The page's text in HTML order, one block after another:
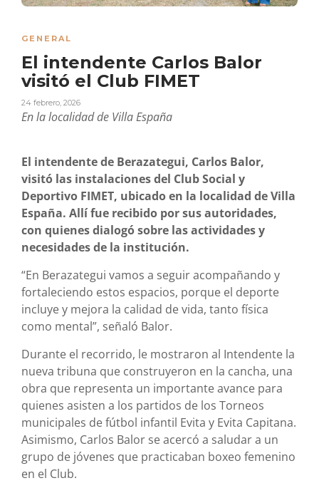
GENERAL
El intendente Carlos Balor
visitó el Club FIMET
24 febrero, 2026
En la localidad de Villa España
El intendente de Berazategui, Carlos Balor,
visitó las instalaciones del Club Social y
Deportivo FIMET, ubicado en la localidad de Villa
España. Allí fue recibido por sus autoridades,
con quienes dialogó sobre las actividades y
necesidades de la institución.
“En Berazategui vamos a seguir acompañando y
fortaleciendo estos espacios, porque el deporte
incluye y mejora la calidad de vida, tanto física
como mental”, señaló Balor.
Durante el recorrido, le mostraron al Intendente la
nueva tribuna que construyeron en la cancha, una
obra que representa un importante avance para
quienes asisten a los partidos de los Torneos
municipales de fútbol infantil Evita y Evita Capitana.
Asimismo, Carlos Balor se acercó a saludar a un
grupo de jóvenes que practicaban boxeo femenino
en el Club.